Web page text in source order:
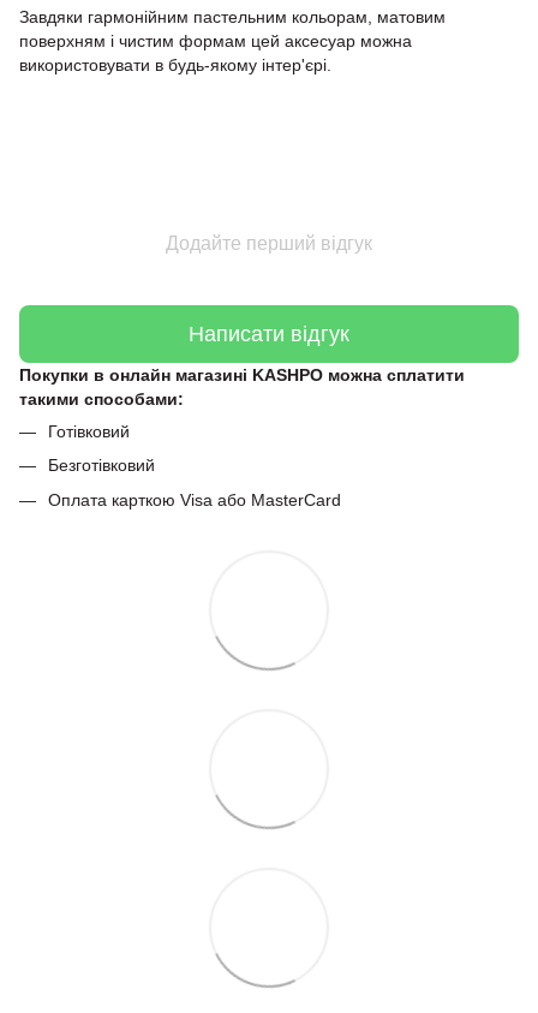
Завдяки гармонійним пастельним кольорам, матовим
поверхням і чистим формам цей аксесуар можна
використовувати в будь-якому інтер'єрі.
Додайте перший відгук
Написати відгук
Покупки в онлайн магазині KASHPO можна сплатити
такими способами:
Готівковий
Безготівковий
Оплата карткою Visa або MasterCard